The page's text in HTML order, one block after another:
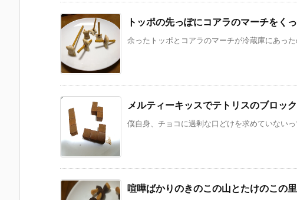
トッポの先っぽにコアラのマーチをく
余ったトッポとコアラのマーチが冷蔵庫にあっ
メルティーキッスでテトリスのブロッ
僕自身、チョコに過剰な口どけを求めていない
喧嘩ばかりのきのこの山とたけのこの